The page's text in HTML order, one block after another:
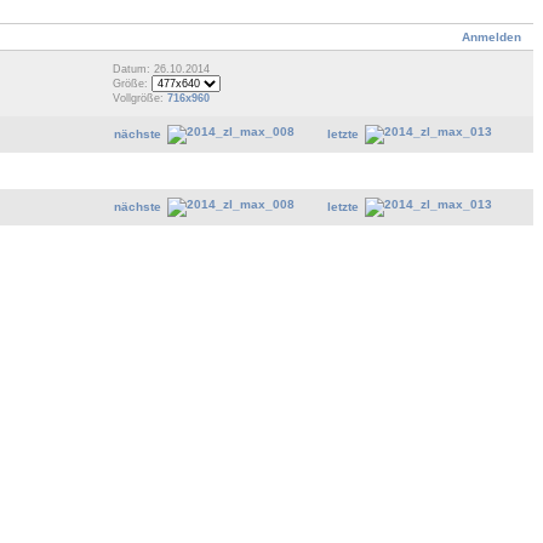
Anmelden
Datum: 26.10.2014
Größe:
Vollgröße: 716x960
nächste letzte
nächste letzte